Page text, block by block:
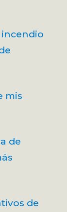
mis
de
de